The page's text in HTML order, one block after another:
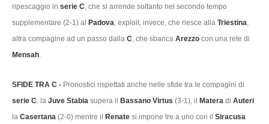
ripescaggio in serie C, che si arrende soltanto nel secondo tempo
supplementare (2-1) al Padova; exploit, invece, che riesce alla Triestina,
altra compagine ad un passo dalla C, che sbanca Arezzo con una rete di
Mensah.
SFIDE TRA C - Pronostici rispettati anche nelle sfide tra le compagini di
serie C: la Juve Stabia supera il Bassano Virtus (3-1), il Matera di Auteri
la Casertana (2-0) mentre il Renate si impone tre a uno con il Siracusa